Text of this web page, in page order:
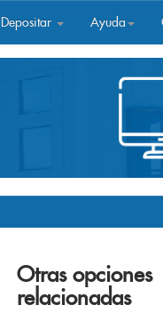
Depositar Ayuda
Otras opciones
relacionadas